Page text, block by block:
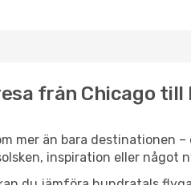
från Chicago till
mer än bara destinationen
inspiration eller något